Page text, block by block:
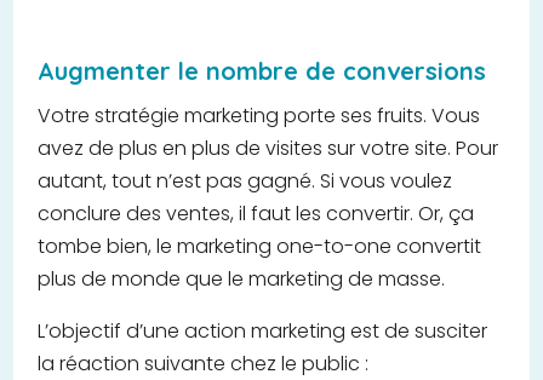
Augmenter le nombre de conversions
Votre stratégie marketing porte ses fruits. Vous
avez de plus en plus de visites sur votre site. Pour
autant, tout n’est pas gagné. Si vous voulez
conclure des ventes, il faut les convertir. Or, ça
tombe bien, le marketing one-to-one convertit
plus de monde que le marketing de masse.
L’objectif d’une action marketing est de susciter
la réaction suivante chez le public :